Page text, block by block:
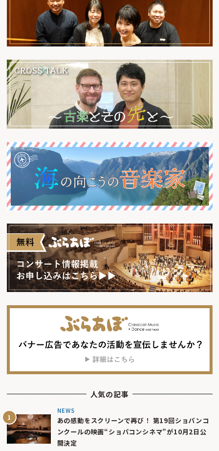
人気の記事
NEWS
あの感動をスクリーンで再び！ 第19回ショパンコ
ンクールの映画“ショパコンシネマ”が10月2日公
開決定